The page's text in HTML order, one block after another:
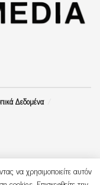
Δεδομένα
να χρησιμοποιείτε αυτόν